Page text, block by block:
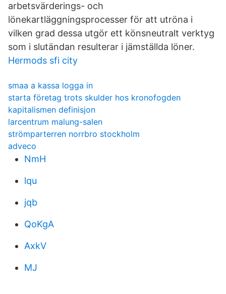
arbetsvärderings- och
lönekartläggningsprocesser för att utröna i
vilken grad dessa utgör ett könsneutralt verktyg
som i slutändan resulterar i jämställda löner.
Hermods sfi city
smaa a kassa logga in
starta företag trots skulder hos kronofogden
kapitalismen definisjon
larcentrum malung-salen
strömparterren norrbro stockholm
adveco
NmH
lqu
jqb
QoKgA
AxkV
MJ